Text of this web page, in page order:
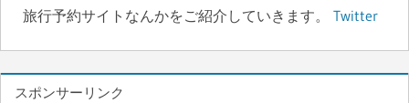
旅行予約サイトなんかをご紹介していきます。 Twitter
スポンサーリンク